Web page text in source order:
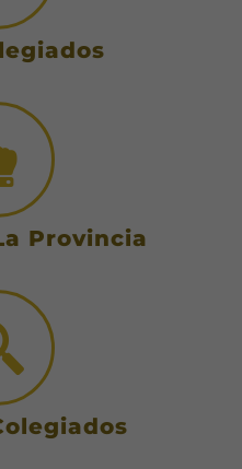
Provincia